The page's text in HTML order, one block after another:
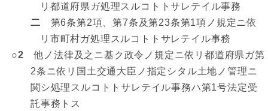
リ都道府県ガ処理スルコトトサレテイル事務
二 第6条第2項、第7条及第23条第1項ノ規定ニ依
リ市町村ガ処理スルコトトサレテイル事務
○2 他ノ法律及之ニ基ク政令ノ規定ニ依リ都道府県ガ第
2条ニ依リ国土交通大臣ノ指定シタル土地ノ管理ニ
関シ処理スルコトトサレテイル事務ハ第1号法定受
託事務トス